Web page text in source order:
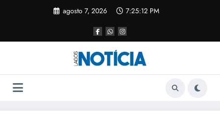
agosto 7, 2026 7:25:13 PM